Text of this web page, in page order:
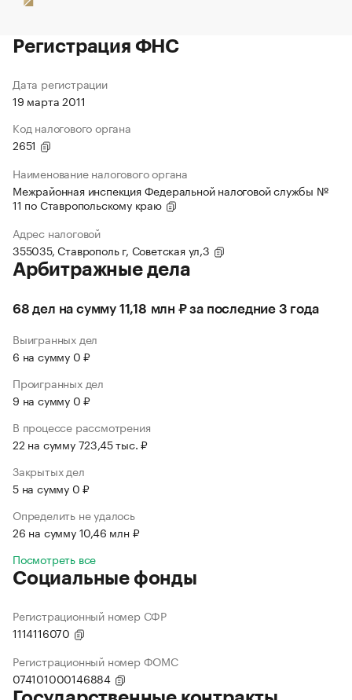
Регистрация ФНС
Дата регистрации
19 марта 2011
Код налогового органа
2651
Наименование налогового органа
Межрайонная инспекция Федеральной налоговой службы №
11 по Ставропольскому краю
Адрес налоговой
355035, Ставрополь г, Советская ул,3
Арбитражные дела
68 дел на сумму 11,18 млн ₽ за последние 3 года
Выигранных дел
6 на сумму 0 ₽
Проигранных дел
9 на сумму 0 ₽
В процессе рассмотрения
22 на сумму 723,45 тыс. ₽
Закрытых дел
5 на сумму 0 ₽
Определить не удалось
26 на сумму 10,46 млн ₽
Посмотреть все
Социальные фонды
Регистрационный номер СФР
1114116070
Регистрационный номер ФОМС
074101000146884